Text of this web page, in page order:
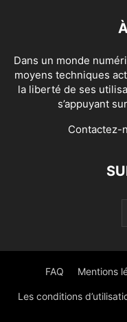
Dans un monde
moyens techniques
la liberté de ses
s’appuyant
Contactez-
FAQ Mentions
Les conditions